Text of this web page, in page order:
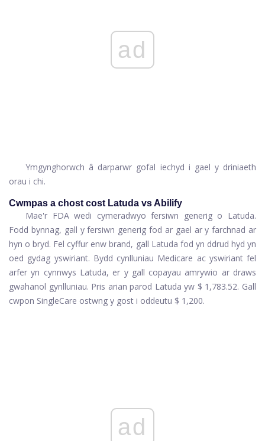
ad
Ymgynghorwch â darparwr gofal iechyd i gael y driniaeth
orau i chi.
Cwmpas a chost cost Latuda vs Abilify
Mae'r FDA wedi cymeradwyo fersiwn generig o Latuda.
Fodd bynnag, gall y fersiwn generig fod ar gael ar y farchnad ar
hyn o bryd. Fel cyffur enw brand, gall Latuda fod yn ddrud hyd yn
oed gydag yswiriant. Bydd cynlluniau Medicare ac yswiriant fel
arfer yn cynnwys Latuda, er y gall copayau amrywio ar draws
gwahanol gynlluniau. Pris arian parod Latuda yw $ 1,783.52. Gall
cwpon SingleCare ostwng y gost i oddeutu $ 1,200.
ad